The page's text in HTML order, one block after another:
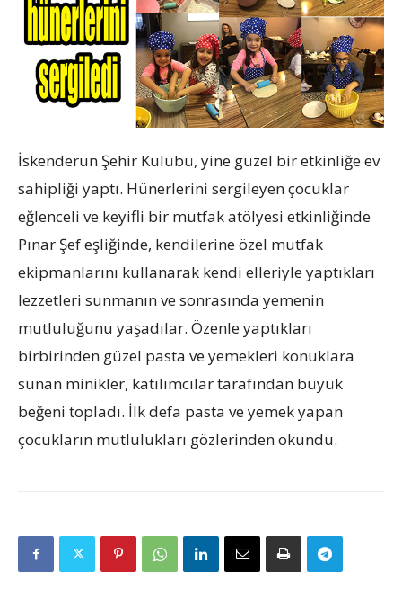
İskenderun Şehir Kulübü, yine güzel bir etkinliğe ev
sahipliği yaptı. Hünerlerini sergileyen çocuklar
eğlenceli ve keyifli bir mutfak atölyesi etkinliğinde
Pınar Şef eşliğinde, kendilerine özel mutfak
ekipmanlarını kullanarak kendi elleriyle yaptıkları
lezzetleri sunmanın ve sonrasında yemenin
mutluluğunu yaşadılar. Özenle yaptıkları
birbirinden güzel pasta ve yemekleri konuklara
sunan minikler, katılımcılar tarafından büyük
beğeni topladı. İlk defa pasta ve yemek yapan
çocukların mutlulukları gözlerinden okundu.